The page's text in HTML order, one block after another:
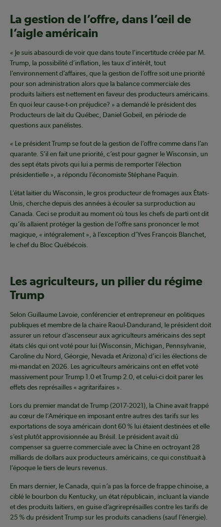
La gestion de l’offre, dans l’œil de
l’aigle américain
« Je suis abasourdi de voir que dans toute l’incertitude créée par M.
Trump, la possibilité d’inflation, les taux d’intérêt, tout
l’environnement d’affaires, que la gestion de l’offre soit une priorité
pour son administration alors que la balance commerciale des
produits laitiers est nettement en faveur des producteurs américains.
En quoi leur cause-t-on préjudice? » a demandé le président des
Producteurs de lait du Québec, Daniel Gobeil, en période de
questions aux panélistes.
« Le président Trump se fout de la gestion de l’offre comme dans l’an
quarante. S’il en fait une priorité, c’est pour gagner le Wisconsin, un
des sept états pivots qui lui a permis de remporter l’élection
présidentielle », a répondu l’économiste Stéphane Paquin.
L’état laitier du Wisconsin, le gros producteur de fromages aux États-
Unis, cherche depuis des années à écouler sa surproduction au
Canada. Ceci se produit au moment où tous les chefs de parti ont dit
qu’ils allaient protéger la gestion de l’offre sans prononcer le mot
magique, « intégralement », à l’exception d’Yves François Blanchet,
le chef du Bloc Québécois.
Les agriculteurs, un pilier du régime
Trump
Selon Guillaume Lavoie, conférencier et entrepreneur en politiques
publiques et membre de la chaire Raoul-Dandurand, le président doit
assurer un retour d’ascenseur aux agriculteurs américains des sept
états clés qui ont voté pour lui (Wisconsin, Michigan, Pennsylvanie,
Caroline du Nord, Géorgie, Nevada et Arizona) d’ici les élections de
mi-mandat en 2026. Les agriculteurs américains ont en effet voté
massivement pour Trump 1.0 et Trump 2.0, et celui-ci doit parer les
effets des représailles « agritarifaires ».
Lors du premier mandat de Trump (2017-2021), la Chine avait frappé
au cœur de l’Amérique en imposant entre autres des tarifs sur les
exportations de soya américain dont 60 % lui étaient destinées et elle
s’est plutôt approvisionnée au Brésil. Le président avait dû
compenser sa guerre commerciale avec la Chine en octroyant 28
milliards de dollars aux producteurs américains, ce qui constituait à
l’époque le tiers de leurs revenus.
En mars dernier, le Canada, qui n’a pas la force de frappe chinoise, a
ciblé le bourbon du Kentucky, un état républicain, incluant la viande
et des produits laitiers, en guise d’agrireprésailles contre les tarifs de
25 % du président Trump sur les produits canadiens (sauf l’énergie).